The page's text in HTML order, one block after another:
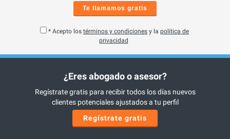
Te llamamos gratis
* Acepto los términos y condiciones y la política de
privacidad
¿Eres abogado o asesor?
Regístrate gratis para recibir todos los días nuevos
clientes potenciales ajustados a tu perfil
Regístrate gratis